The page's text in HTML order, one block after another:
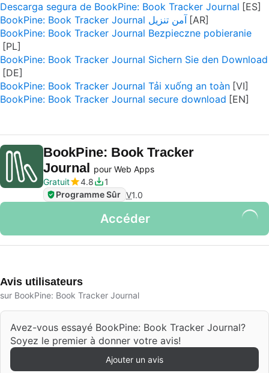
Descarga segura de BookPine: Book Tracker Journal
BookPine: Book Tracker Journal آمن تنزيل
BookPine: Book Tracker Journal Bezpieczne pobieranie
BookPine: Book Tracker Journal Sichern Sie den Download
BookPine: Book Tracker Journal Tải xuống an toàn
BookPine: Book Tracker Journal secure download
BookPine: Book Tracker
Journal pour Web Apps
Gratuit
4.8
1
Programme Sûr V1.0
Accéder
Avis utilisateurs
sur BookPine: Book Tracker Journal
Avez-vous essayé BookPine: Book Tracker Journal?
Soyez le premier à donner votre avis!
Ajouter un avis